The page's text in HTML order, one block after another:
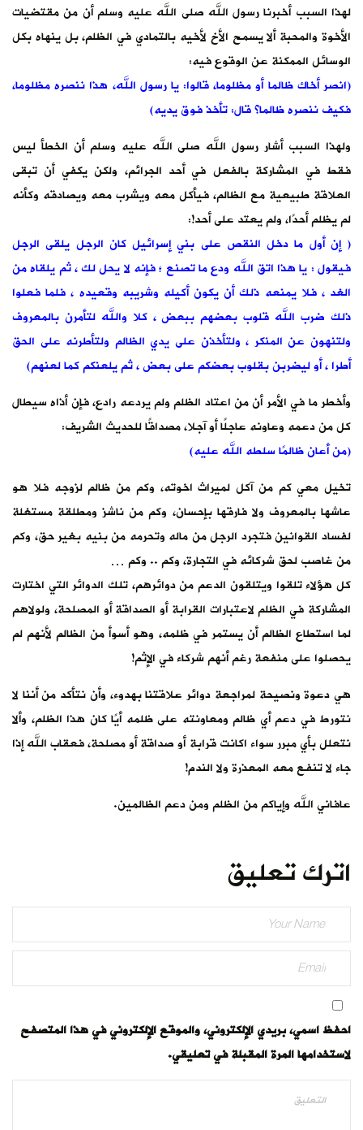
لهذا السبب أخبرنا رسول الله صلى الله عليه وسلم أن من مقتضيات
الأخوة والمحبة ألا يسمح الأخ لأخيه بالتمادي في الظلم، بل ينهاه بكل
الوسائل الممكنة عن الوقوع فيه:
(انصر أخاك ظالما أو مظلوما، قالوا: يا رسول الله، هذا ننصره مظلوما،
فكيف ننصره ظالما؟ قال: تأخذ فوق يديه)
ولهذا السبب أشار رسول الله صلى الله عليه وسلم أن الخطأ ليس
فقط في المشاركة بالفعل في أحد الجرائم، ولكن يكفي أن تبقى
العلاقة طبيعية مع الظالم، فيأكل معه ويشرب معه ويصادقه وكأنه
لم يظلم أحدًا، ولم يعتد على أحد!:
( إن أول ما دخل النقص على بني إسرائيل كان الرجل يلقى الرجل
فيقول : يا هذا اتق الله ودع ما تصنع ؛ فإنه لا يحل لك ، ثم يلقاه من
الغد ، فلا يمنعه ذلك أن يكون أكيله وشريبه وقعيده ، فلما فعلوا
ذلك ضرب الله قلوب بعضهم ببعض ، كلا والله لتأمرن بالمعروف
ولتنهون عن المنكر ، ولتأخذن على يدي الظالم ولتأطرنه على الحق
أطرا ، أو ليضربن بقلوب بعضكم على بعض ، ثم يلعنكم كما لعنهم)
وأخطر ما في الأمر أن من اعتاد الظلم ولم يردعه رادع، فإن أذاه سيطال
كل من دعمه وعاونه عاجلًا أو آجلا، مصداقًا للحديث الشريف:
(من أعان ظالمًا سلطه الله عليه)
تخيل معي كم من آكل لميراث اخوته، وكم من ظالم لزوجه فلا هو
عاشها بالمعروف ولا فارقها بإحسان، وكم من ناشز ومطلقة مستغلة
لفساد القوانين فتجرد الرجل من ماله وتحرمه من بنيه بغير حق، وكم
من غاصب لحق شركائه في التجارة، وكم .. وكم …
كل هؤلاء تلقوا ويتلقون الدعم من دوائرهم، تلك الدوائر التي اختارت
المشاركة في الظلم لاعتبارات القرابة أو الصداقة أو المصلحة، ولولاهم
لما استطاع الظالم أن يستمر في ظلمه، وهو أسوأ من الظالم لأنهم لم
يحصلوا على منفعة رغم أنهم شركاء في الإثم!
هي دعوة ونصيحة لمراجعة دوائر علاقتنا بهدوء، وأن نتأكد من أننا لا
نتورط في دعم أي ظالم ومعاونته على ظلمه أيًا كان هذا الظلم، وألا
نتعلل بأي مبرر سواء اكانت قرابة أو صداقة أو مصلحة، فعقاب الله إذا
جاء لا تنفع معه المعذرة ولا الندم!
عافاني الله وإياكم من الظلم ومن دعم الظالمين.
اترك تعليق
احفظ اسمي، بريدي الإلكتروني، والموقع الإلكتروني في هذا المتصفح
لاستخدامها المرة المقبلة في تعليقي.